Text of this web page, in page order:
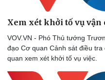
Sức khỏe
Xem xét khởi tố vụ
VOV.VN - Phó Thủ tướng
đạo Cơ quan Cảnh sát điều
quan xem xét khởi tố vụ việc.